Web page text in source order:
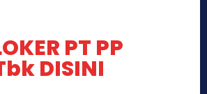
PT PP
DISINI